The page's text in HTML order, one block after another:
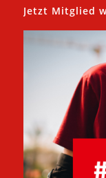
Jetzt Mitglied